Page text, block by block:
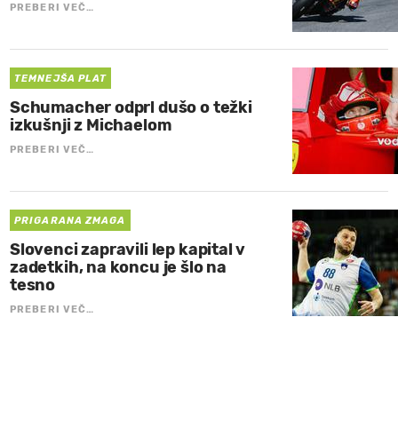
PREBERI VEČ…
TEMNEJŠA PLAT
Schumacher odprl dušo o težki
izkušnji z Michaelom
PREBERI VEČ…
PRIGARANA ZMAGA
Slovenci zapravili lep kapital v
zadetkih, na koncu je šlo na
tesno
PREBERI VEČ…